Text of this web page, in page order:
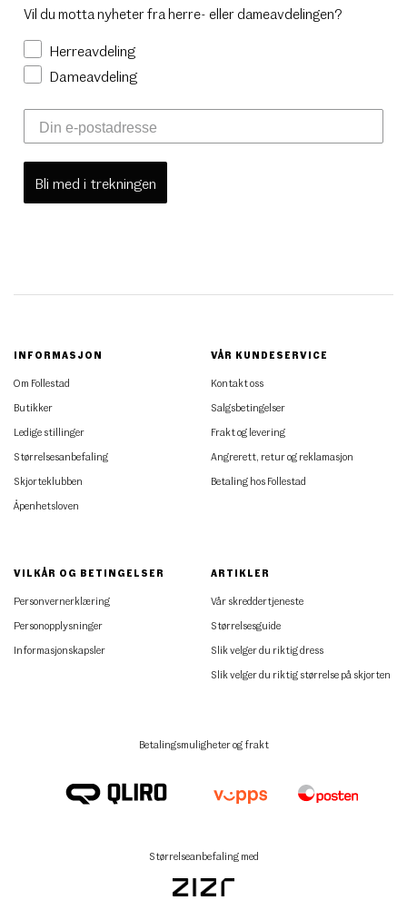
Vil du motta nyheter fra herre- eller dameavdelingen?
Herreavdeling
Dameavdeling
Bli med i trekningen
INFORMASJON
Om Follestad
Butikker
Ledige stillinger
Størrelsesanbefaling
Skjorteklubben
Åpenhetsloven
VÅR KUNDESERVICE
Kontakt oss
Salgsbetingelser
Frakt og levering
Angrerett, retur og reklamasjon
Betaling hos Follestad
VILKÅR OG BETINGELSER
Personvernerklæring
Personopplysninger
Informasjonskapsler
ARTIKLER
Vår skreddertjeneste
Størrelsesguide
Slik velger du riktig dress
Slik velger du riktig størrelse på skjorten
Betalingsmuligheter og frakt
Størrelseanbefaling med